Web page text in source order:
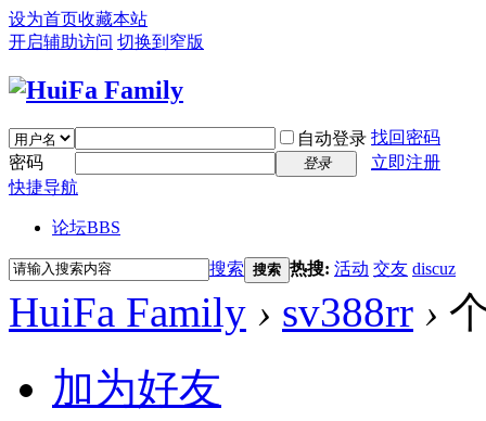
设为首页收藏本站
开启辅助访问 切换到窄版
自动登录 找回密码
密码
登录
立即注册
快捷导航
论坛BBS
搜索 搜索 热搜: 活动 交友 discuz
HuiFa Family › sv388rr ›
加为好友